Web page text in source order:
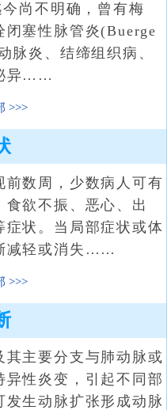
不明确，曾有梅
塞性脉管炎(Buerge
脉炎、结缔组织病、
异……
数周，少数病人可有
欲不振、恶心、出
状。当局部症状或体
减轻或消失……
主要分支与肺动脉或
性炎变，引起不同部
生动脉扩张形成动脉